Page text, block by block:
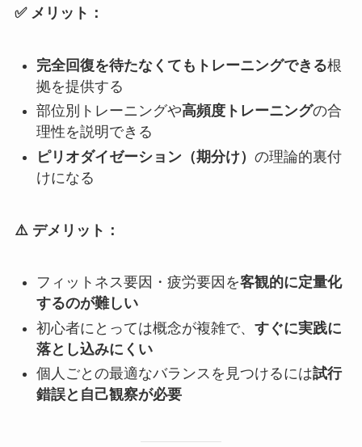
✅ メリット：
完全回復を待たなくてもトレーニングできる根
拠を提供する
部位別トレーニングや高頻度トレーニングの合
理性を説明できる
ピリオダイゼーション（期分け） の理論的裏付
けになる
⚠️ デメリット：
フィットネス要因・疲労要因を客観的に定量化
するのが難しい
初心者にとっては概念が複雑で、 すぐに実践に
落とし込みにくい
個人ごとの最適なバランスを見つけるには試行
錯誤と自己観察が必要